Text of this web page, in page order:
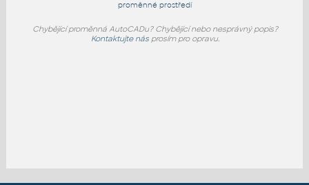
proměnné prostředí
Chybějící proměnná AutoCADu? Chybějící nebo nesprávný popis?
Kontaktujte násprosím pro opravu.